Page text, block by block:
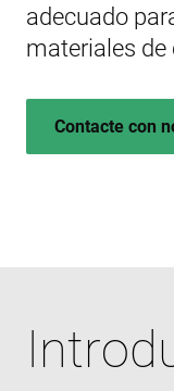
adecuado
materiales de
Contacte con